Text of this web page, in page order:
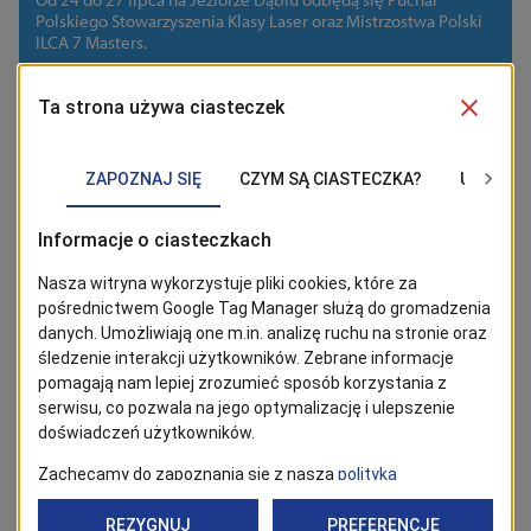
Polskiego Stowarzyszenia Klasy Laser oraz Mistrzostwa Polski
ILCA 7 Masters.
14/07/2026
Nad wodą
Co robić latem w Szczecinie? Rejsy,
kajaki, rowery i Żagle 2026
Planujesz lato w Szczecinie? Sprawdź najlepsze rejsy po
Odrze, trasy kajakowe, wycieczki rowerowe i atrakcje podczas